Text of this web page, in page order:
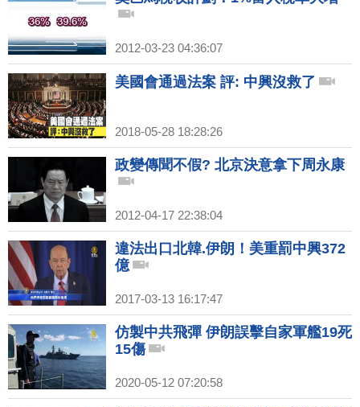
2012-03-23 04:36:07
美國會通過法案 評: 中興沒救了
2018-05-28 18:28:26
政變傳聞不假? 北京決意拿下周永康
2012-04-17 22:38:04
違法出口北韓.伊朗！美重罰中興372
億
2017-03-13 16:17:47
仿製中共飛彈 伊朗誤擊自家軍艦19死
15傷
2020-05-12 07:20:58